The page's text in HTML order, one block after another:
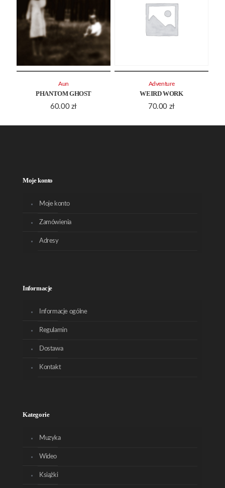
PHANTOM GHOST
60.00 zł
Aun
WEIRD WORK
70.00 zł
Adventure
Moje konto
Moje konto
Zamówienia
Adresy
Informacje
Informacje ogólne
Regulamin
Dostawa
Kontakt
Kategorie
Muzyka
Wideo
Książki